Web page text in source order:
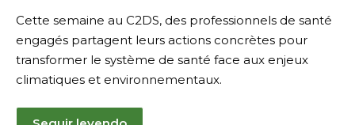
Cette semaine au C2DS, des professionnels de santé
engagés partagent leurs actions concrètes pour
transformer le système de santé face aux enjeux
climatiques et environnementaux.